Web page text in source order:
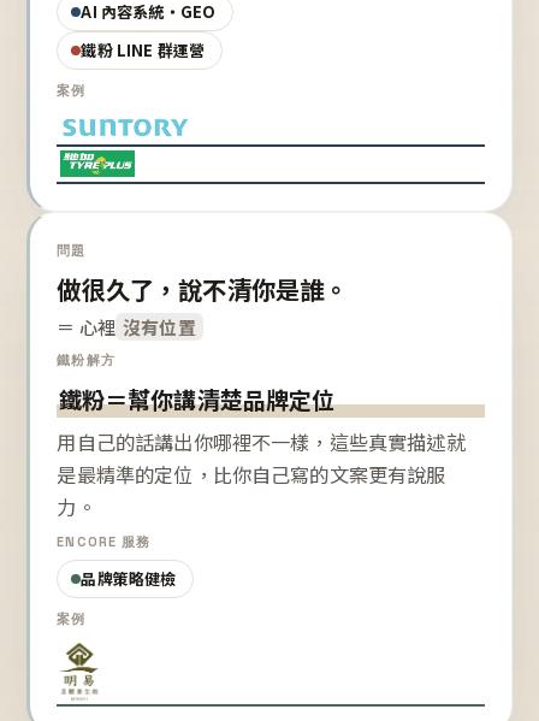
AI 內容系統・GEO
鐵粉 LINE 群運營
案例
問題
做很久了，說不清你是誰。
＝ 心裡 沒有位置
鐵粉解方
鐵粉＝幫你講清楚品牌定位
用自己的話講出你哪裡不一樣，這些真實描述就
是最精準的定位，比你自己寫的文案更有說服
力。
ENCORE 服務
品牌策略健檢
案例